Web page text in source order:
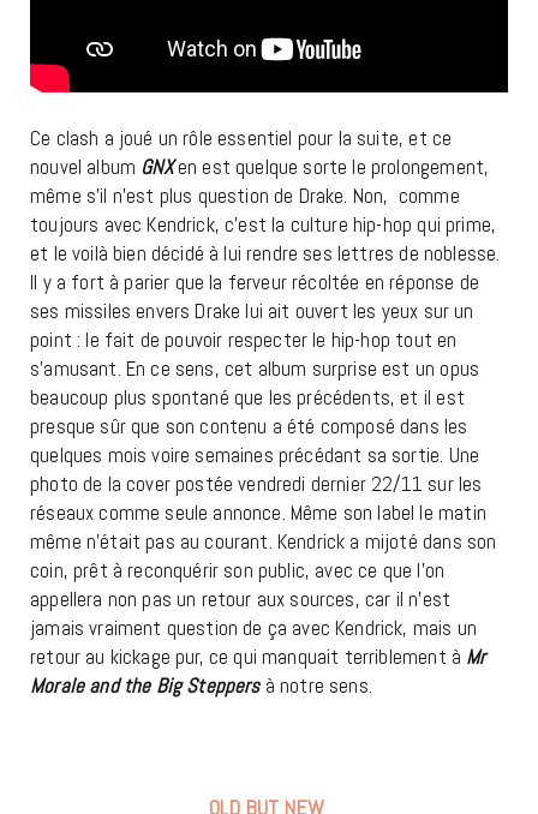
Ce clash a joué un rôle essentiel pour la suite, et ce
nouvel album GNXen est quelque sorte le prolongement,
même s’il n’est plus question de Drake. Non, comme
toujours avec Kendrick, c’est la culture hip-hop qui prime,
et le voilà bien décidé à lui rendre ses lettres de noblesse.
Il y a fort à parier que la ferveur récoltée en réponse de
ses missiles envers Drake lui ait ouvert les yeux sur un
point : le fait de pouvoir respecter le hip-hop tout en
s’amusant. En ce sens, cet album surprise est un opus
beaucoup plus spontané que les précédents, et il est
presque sûr que son contenu a été composé dans les
quelques mois voire semaines précédant sa sortie. Une
photo de la cover postée vendredi dernier 22/11 sur les
réseaux comme seule annonce. Même son label le matin
même n’était pas au courant. Kendrick a mijoté dans son
coin, prêt à reconquérir son public, avec ce que l’on
appellera non pas un retour aux sources, car il n’est
jamais vraiment question de ça avec Kendrick, mais un
retour au kickage pur, ce qui manquait terriblement à Mr
Morale and the Big Steppers à notre sens.
OLD BUT NEW